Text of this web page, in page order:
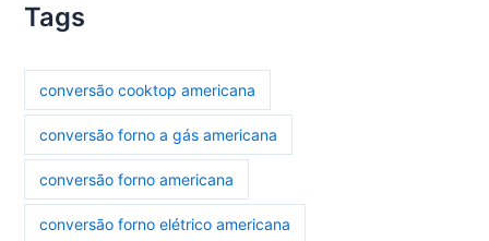
Tags
conversão cooktop americana
conversão forno a gás americana
conversão forno americana
conversão forno elétrico americana